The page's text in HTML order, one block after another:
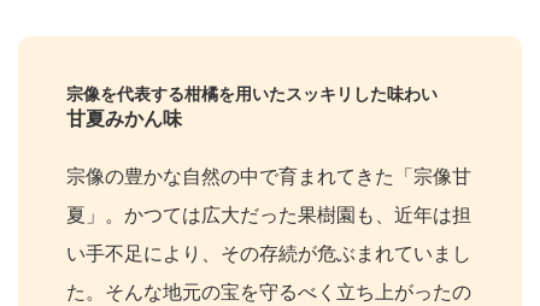
宗像を代表する柑橘を用いたスッキリした味わい
甘夏みかん味
宗像の豊かな自然の中で育まれてきた「宗像甘
夏」。かつては広大だった果樹園も、近年は担
い手不足により、その存続が危ぶまれていまし
た。そんな地元の宝を守るべく立ち上がったの